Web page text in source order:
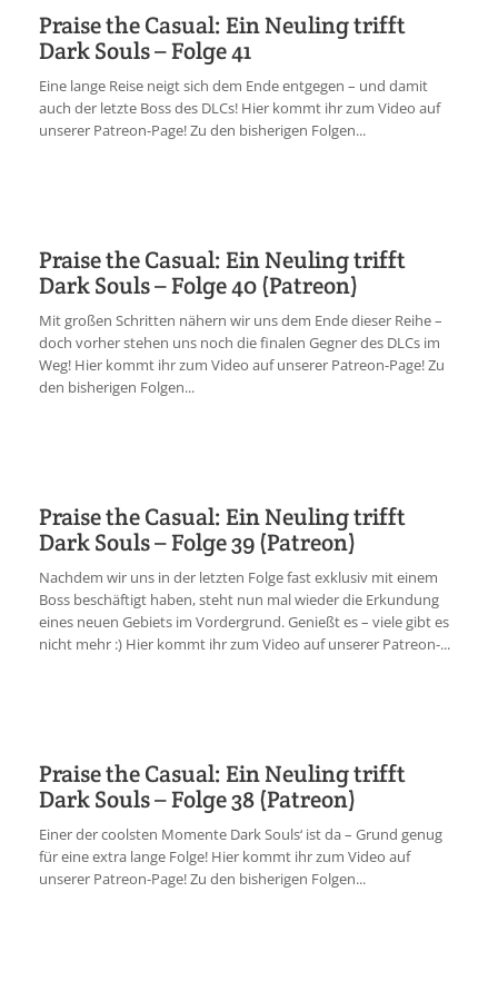
Praise the Casual: Ein Neuling trifft
Dark Souls – Folge 41
Eine lange Reise neigt sich dem Ende entgegen – und damit
auch der letzte Boss des DLCs! Hier kommt ihr zum Video auf
unserer Patreon-Page! Zu den bisherigen Folgen...
Praise the Casual: Ein Neuling trifft
Dark Souls – Folge 40 (Patreon)
Mit großen Schritten nähern wir uns dem Ende dieser Reihe –
doch vorher stehen uns noch die finalen Gegner des DLCs im
Weg! Hier kommt ihr zum Video auf unserer Patreon-Page! Zu
den bisherigen Folgen...
Praise the Casual: Ein Neuling trifft
Dark Souls – Folge 39 (Patreon)
Nachdem wir uns in der letzten Folge fast exklusiv mit einem
Boss beschäftigt haben, steht nun mal wieder die Erkundung
eines neuen Gebiets im Vordergrund. Genießt es – viele gibt es
nicht mehr :) Hier kommt ihr zum Video auf unserer Patreon-...
Praise the Casual: Ein Neuling trifft
Dark Souls – Folge 38 (Patreon)
Einer der coolsten Momente Dark Souls‘ ist da – Grund genug
für eine extra lange Folge! Hier kommt ihr zum Video auf
unserer Patreon-Page! Zu den bisherigen Folgen...